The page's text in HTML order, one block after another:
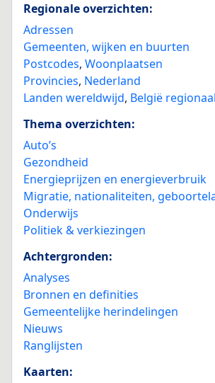
Regionale overzichten:
Adressen
Gemeenten, wijken en buurten
Postcodes, Woonplaatsen
Provincies, Nederland
Landen wereldwijd, België regionaal
Thema overzichten:
Auto’s
Gezondheid
Energieprijzen en energieverbruik
Migratie, nationaliteiten,
Onderwijs
Politiek & verkiezingen
Achtergronden:
Analyses
Bronnen en definities
Gemeentelijke herindelingen
Nieuws
Ranglijsten
Kaarten: